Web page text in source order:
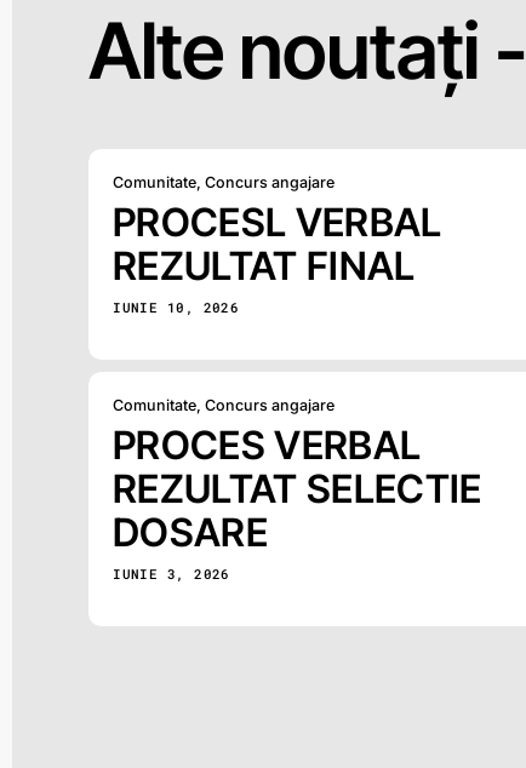
Alte noutați -
Comunitate,Concurs angajare
PROCESL VERBAL
REZULTAT FINAL
IUNIE 10, 2026
Comunitate,Concurs angajare
PROCES VERBAL
REZULTAT SELECTIE
DOSARE
IUNIE 3, 2026